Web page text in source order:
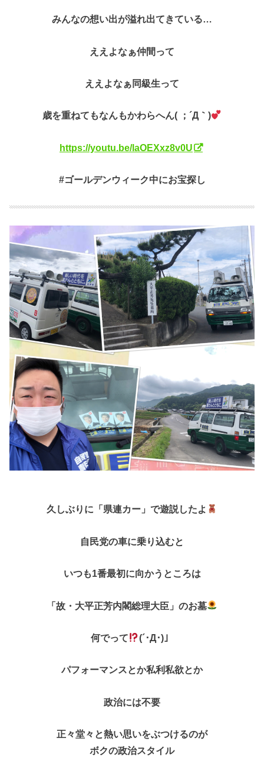
みんなの想い出が溢れ出てきている…
ええよなぁ仲間って
ええよなぁ同級生って
歳を重ねてもなんもかわらへん( ；´Д｀)
https://youtu.be/laOEXxz8v0U
#ゴールデンウィーク中にお宝探し
久しぶりに「県連カー」で遊説したよ
自民党の車に乗り込むと
いつも1番最初に向かうところは
「故・大平正芳内閣総理大臣」のお墓
何でって (´･Д･)」
パフォーマンスとか私利私欲とか
政治には不要
正々堂々と熱い思いをぶつけるのが
ボクの政治スタイル